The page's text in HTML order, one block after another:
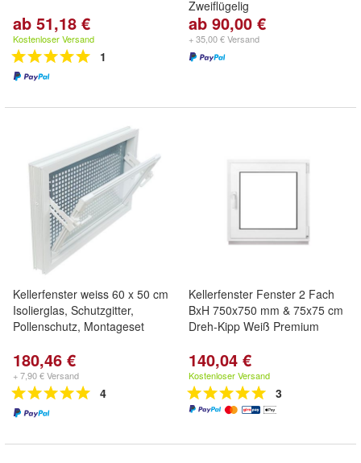
ab 51,18 €
Kostenloser Versand
1
Zweiflügelig
ab 90,00 €
+ 35,00 € Versand
Kellerfenster weiss 60 x 50 cm
Isolierglas, Schutzgitter,
Pollenschutz, Montageset
180,46 €
+ 7,90 € Versand
4
Kellerfenster Fenster 2 Fach
BxH 750x750 mm & 75x75 cm
Dreh-Kipp Weiß Premium
140,04 €
Kostenloser Versand
3